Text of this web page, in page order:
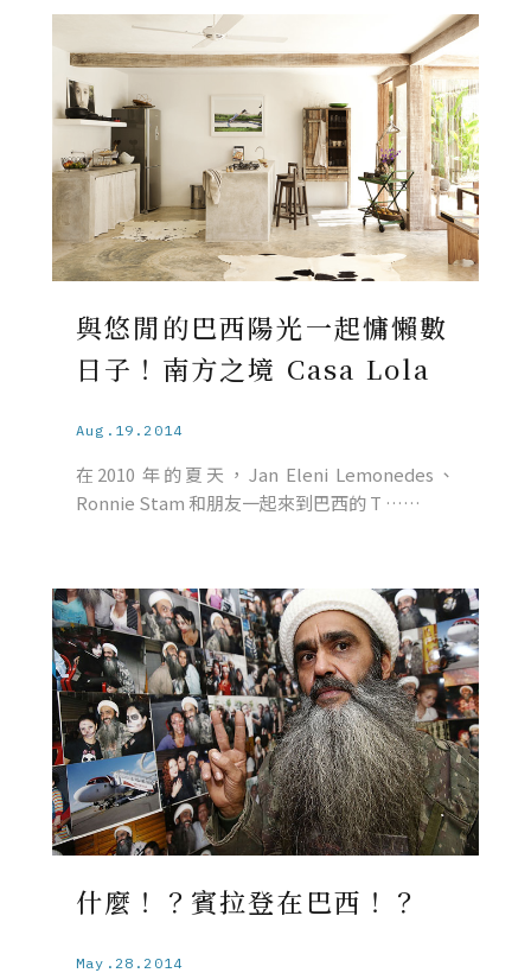
與悠閒的巴西陽光一起慵懶數
日子！南方之境 Casa Lola
Aug.19.2014
在2010 年的夏天，Jan Eleni Lemonedes、
Ronnie Stam 和朋友一起來到巴西的 T ……
什麼！？賓拉登在巴西！？
May.28.2014